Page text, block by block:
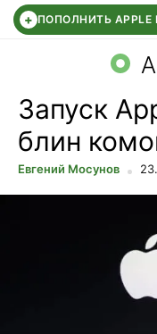
+ ПОПОЛНИТЬ APPLE
СБЕР КИДС
Запуск
блин
Евгений Мосунов